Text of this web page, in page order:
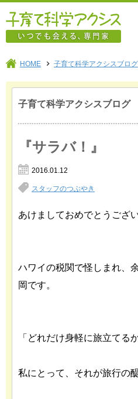
HOME 子育て科学アクシスブログ
子育て科学アクシスブログ
『サラバ！』
2016.01.12
スタッフのつぶやき
あけましておめでとうござい
ハワイの税関で怪しまれ、
岡です。
「どれだけ身軽に旅立てるか
私にとって、それが旅行の